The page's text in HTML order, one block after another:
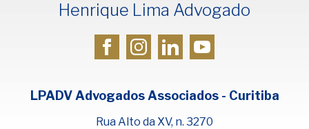
Henrique Lima Advogado
LPADV Advogados Associados - Curitiba
Rua Alto da XV, n. 3270